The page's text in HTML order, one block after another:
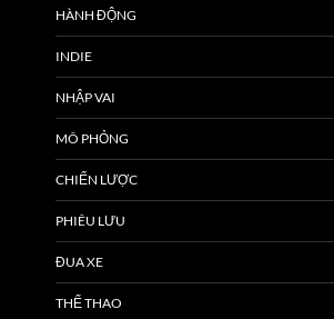
HÀNH ĐỘNG
INDIE
NHẬP VAI
MÔ PHỎNG
CHIẾN LƯỢC
PHIÊU LƯU
ĐUA XE
THỂ THAO